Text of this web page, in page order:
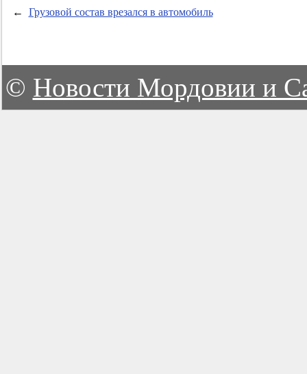
← Грузовой состав врезался в автомобиль
© Новости Мордовии и